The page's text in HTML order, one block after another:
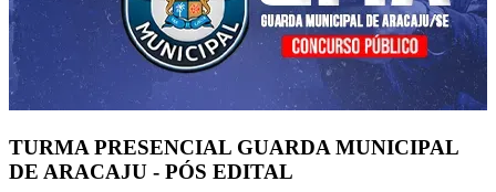
TURMA PRESENCIAL GUARDA MUNICIPAL
DE ARACAJU - PÓS EDITAL